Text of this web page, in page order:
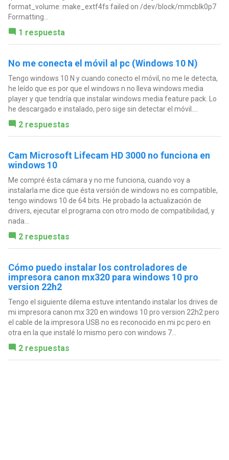
format_volume: make_extf4fs failed on /dev/block/mmcblk0p7
Formatting...
1 respuesta
No me conecta el móvil al pc (Windows 10 N)
Tengo windows 10 N y cuando conecto el móvil, no me le detecta,
he leído que es por que el windows n no lleva windows media
player y que tendría que instalar windows media feature pack. Lo
he descargado e instalado, pero sige sin detectar el móvil....
2 respuestas
Cam Microsoft Lifecam HD 3000 no funciona en
windows 10
Me compré ésta cámara y no me funciona, cuando voy a
instalarla me dice que ésta versión de windows no es compatible,
tengo windows 10 de 64 bits. He probado la actualización de
drivers, ejecutar el programa con otro modo de compatibilidad, y
nada...
2 respuestas
Cómo puedo instalar los controladores de
impresora canon mx320 para windows 10 pro
version 22h2
Tengo el siguiente dilema estuve intentando instalar los drives de
mi impresora canon mx 320 en windows 10 pro version 22h2 pero
el cable de la impresora USB no es reconocido en mi pc pero en
otra en la que instalé lo mismo pero con windows 7...
2 respuestas